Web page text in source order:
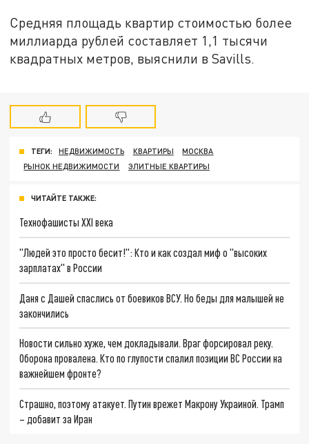
Средняя площадь квартир стоимостью более
миллиарда рублей составляет 1,1 тысячи
квадратных метров, выяснили в Savills.
ТЕГИ: НЕДВИЖИМОСТЬ КВАРТИРЫ
МОСКВА
РЫНОК НЕДВИЖИМОСТИ
ЭЛИТНЫЕ КВАРТИРЫ
ЧИТАЙТЕ ТАКЖЕ:
Технофашисты XXI века
"Людей это просто бесит!": Кто и как создал миф о "высоких
зарплатах" в России
Даня с Дашей спаслись от боевиков ВСУ. Но беды для малышей не
закончились
Новости сильно хуже, чем докладывали. Враг форсировал реку.
Оборона провалена. Кто по глупости спалил позиции ВС России на
важнейшем фронте?
Страшно, поэтому атакует. Путин врежет Макрону Украиной. Трамп
– добавит за Иран